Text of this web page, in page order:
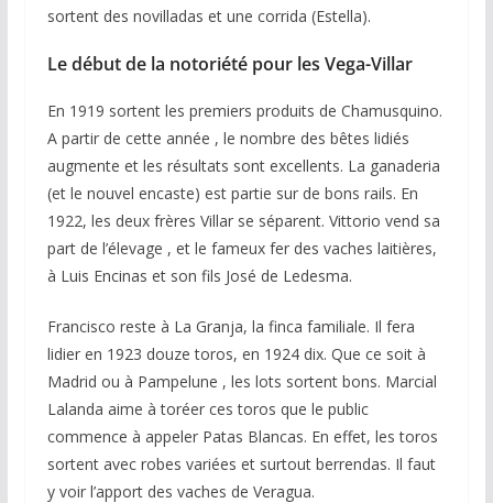
sortent des novilladas et une corrida (Estella).
Le début de la notoriété pour les Vega-Villar
En 1919 sortent les premiers produits de Chamusquino.
A partir de cette année , le nombre des bêtes lidiés
augmente et les résultats sont excellents. La ganaderia
(et le nouvel encaste) est partie sur de bons rails. En
1922, les deux frères Villar se séparent. Vittorio vend sa
part de l’élevage , et le fameux fer des vaches laitières,
à Luis Encinas et son fils José de Ledesma.
Francisco reste à La Granja, la finca familiale. Il fera
lidier en 1923 douze toros, en 1924 dix. Que ce soit à
Madrid ou à Pampelune , les lots sortent bons. Marcial
Lalanda aime à toréer ces toros que le public
commence à appeler Patas Blancas. En effet, les toros
sortent avec robes variées et surtout berrendas. Il faut
y voir l’apport des vaches de Veragua.